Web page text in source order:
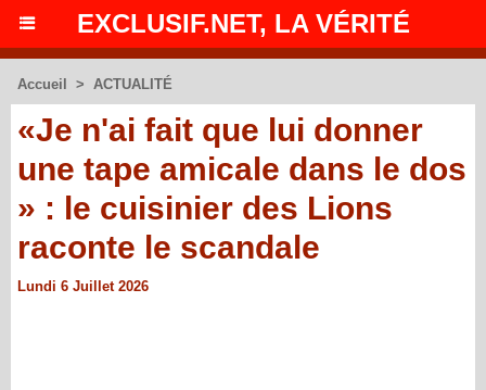
EXCLUSIF.NET, LA VÉRITÉ
Accueil > ACTUALITÉ
«Je n'ai fait que lui donner
une tape amicale dans le dos
» : le cuisinier des Lions
raconte le scandale
Lundi 6 Juillet 2026